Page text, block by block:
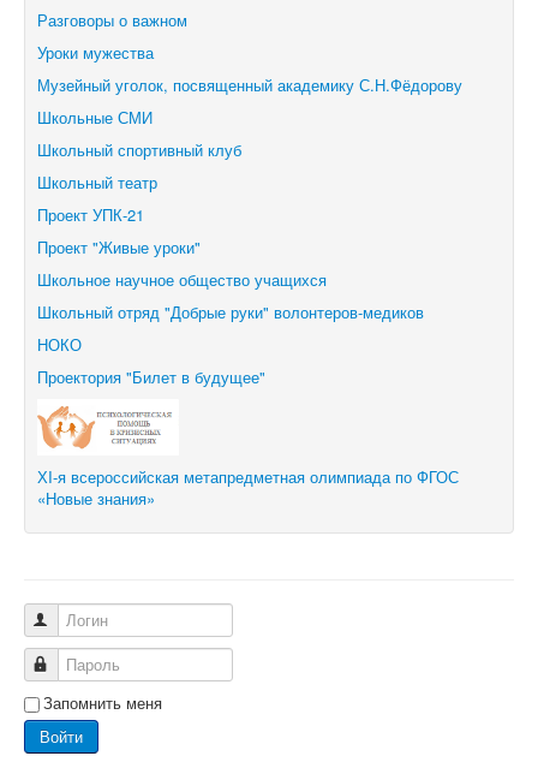
Разговоры о важном
Уроки мужества
Музейный уголок, посвященный академику С.Н.Фёдорову
Школьные СМИ
Школьный спортивный клуб
Школьный театр
Проект УПК-21
Проект "Живые уроки"
Школьное научное общество учащихся
Школьный отряд "Добрые руки" волонтеров-медиков
НОКО
Проектория "Билет в будущее"
ХI-я всероссийская метапредметная олимпиада по ФГОС
«Новые знания»
Логин
Пароль
Запомнить меня
Войти